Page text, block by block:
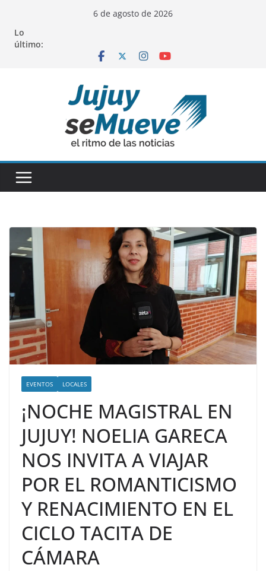
contenido
6 de agosto de 2026
Lo
último:
EVENTOS LOCALES
¡NOCHE MAGISTRAL EN
JUJUY! NOELIA GARECA
NOS INVITA A VIAJAR
POR EL ROMANTICISMO
Y RENACIMIENTO EN EL
CICLO TACITA DE
CÁMARA